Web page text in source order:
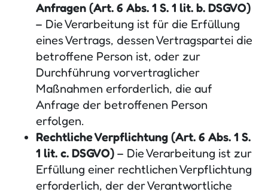
Anfragen (Art. 6 Abs. 1 S. 1 lit. b. DSGVO)
– Die Verarbeitung ist für die Erfüllung
eines Vertrags, dessen Vertragspartei die
betroffene Person ist, oder zur
Durchführung vorvertraglicher
Maßnahmen erforderlich, die auf
Anfrage der betroffenen Person
erfolgen.
Rechtliche Verpflichtung (Art. 6 Abs. 1 S.
1 lit. c. DSGVO) – Die Verarbeitung ist zur
Erfüllung einer rechtlichen Verpflichtung
erforderlich, der der Verantwortliche